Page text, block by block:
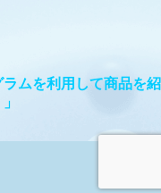
ラムを利用して商品を紹